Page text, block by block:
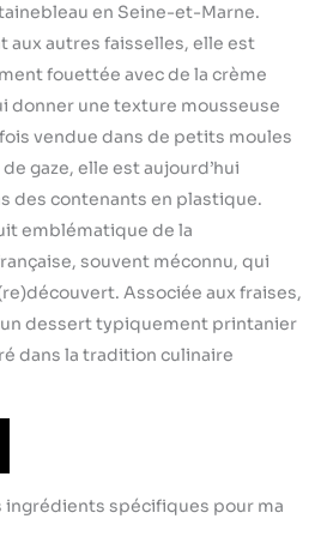
en Seine-et-Marne.
aux autres faisselles, elle est
fouettée avec de la crème
donner une texture mousseuse
vendue dans de petits moules
gaze, elle est aujourd’hui
des contenants en plastique.
emblématique de la
souvent méconnu, qui
Associée aux fraises,
dessert typiquement printanier
dans la tradition culinaire
ingrédients spécifiques pour ma